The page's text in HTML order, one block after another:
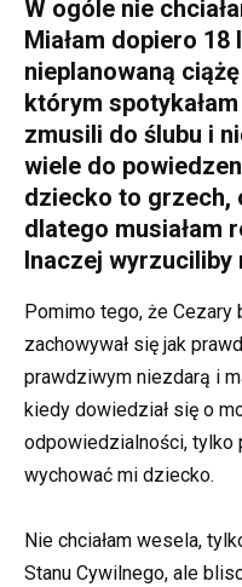
W ogóle nie
Miałam dopiero 18
nieplanowaną
którym
zmusili do ślubu i
wiele do
dziecko to grzech,
dlatego musiałam
Inaczej wyrzuciliby
Pomimo tego, że Cezary
zachowywał się jak
prawdziwym niezdarą i
kiedy dowiedział się o
odpowiedzialności, tylko
wychować mi dziecko.
Nie chciałam wesela,
Stanu Cywilnego, ale